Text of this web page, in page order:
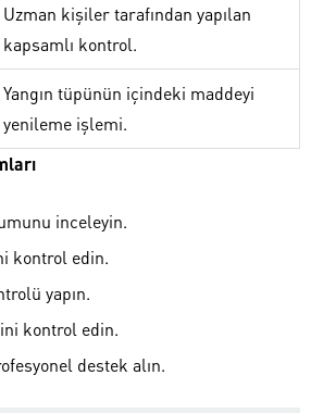
Uzman kişiler tarafından yapılan
kapsamlı kontrol.
Yangın tüpünün içindeki maddeyi
yenileme işlemi.
inceleyin.
kontrol edin.
yapın.
kontrol edin.
destek alın.